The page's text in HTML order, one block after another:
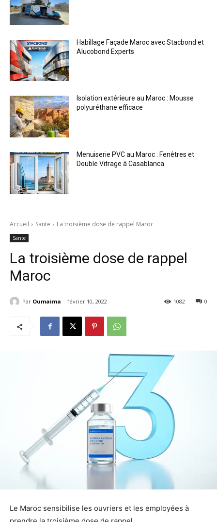
Habillage Façade Maroc avec Stacbond et
Alucobond Experts
Isolation extérieure au Maroc : Mousse
polyuréthane efficace
Menuiserie PVC au Maroc : Fenêtres et
Double Vitrage à Casablanca